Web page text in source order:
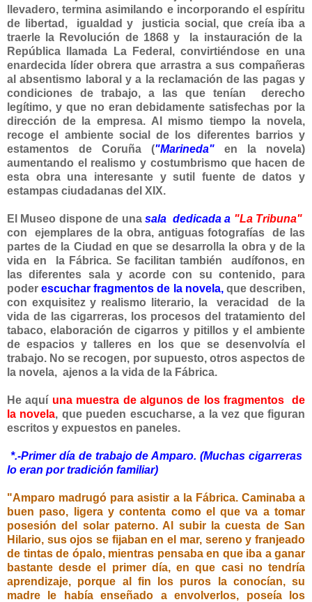
llevadero, termina asimilando e incorporando el espíritu
de libertad, igualdad y justicia social, que creía iba a
traerle la Revolución de 1868 y la instauración de la
República llamada La Federal, convirtiéndose en una
enardecida líder obrera que arrastra a sus compañeras
al absentismo laboral y a la reclamación de las pagas y
condiciones de trabajo, a las que tenían derecho
legítimo, y que no eran debidamente satisfechas por la
dirección de la empresa. Al mismo tiempo la novela,
recoge el ambiente social de los diferentes barrios y
estamentos de Coruña ("Marineda" en la novela)
aumentando el realismo y costumbrismo que hacen de
esta obra una interesante y sutil fuente de datos y
estampas ciudadanas del XIX.
El Museo dispone de una sala dedicada a "La Tribuna"
con ejemplares de la obra, antiguas fotografías de las
partes de la Ciudad en que se desarrolla la obra y de la
vida en la Fábrica. Se facilitan también audífonos, en
las diferentes sala y acorde con su contenido, para
poderescuchar fragmentos de la novela,que describen,
con exquisitez y realismo literario, la veracidad de la
vida de las cigarreras, los procesos del tratamiento del
tabaco, elaboración de cigarros y pitillos y el ambiente
de espacios y talleres en los que se desenvolvía el
trabajo. No se recogen, por supuesto, otros aspectos de
la novela, ajenos a la vida de la Fábrica.
He aquí una muestra de algunos de los fragmentos de
la novela, que pueden escucharse, a la vez que figuran
escritos y expuestos en paneles.
*.-Primer día de trabajo de Amparo. (Muchas cigarreras
lo eran por tradición familiar)
"Amparo madrugó para asistir a la Fábrica. Caminaba a
buen paso, ligera y contenta como el que va a tomar
posesión del solar paterno. Al subir la cuesta de San
Hilario, sus ojos se fijaban en el mar, sereno y franjeado
de tintas de ópalo, mientras pensaba en que iba a ganar
bastante desde el primer día, en que casi no tendría
aprendizaje, porque al fin los puros la conocían, su
madre le había enseñado a envolverlos, poseía los